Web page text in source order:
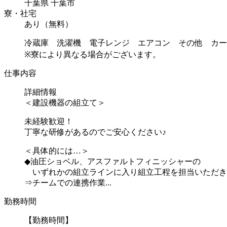
千葉県 千葉市
寮・社宅
あり（無料）
冷蔵庫 洗濯機 電子レンジ エアコン その他 カー
※寮により異なる場合がございます。
仕事内容
詳細情報
＜建設機器の組立て＞
未経験歓迎！
丁寧な研修があるのでご安心ください♪
＜具体的には…＞
◆油圧ショベル、アスファルトフィニッシャーの
いずれかの組立ラインに入り組立工程を担当いただ
⇒チームでの連携作業...
勤務時間
【勤務時間】